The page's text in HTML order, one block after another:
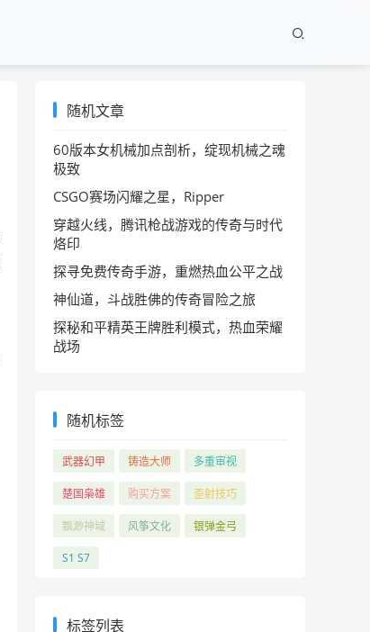
随机文章
60版本女机械加点剖析，绽现机械之魂
极致
CSGO赛场闪耀之星，Ripper
穿越火线，腾讯枪战游戏的传奇与时代
烙印
探寻免费传奇手游，重燃热血公平之战
神仙道，斗战胜佛的传奇冒险之旅
探秘和平精英王牌胜利模式，热血荣耀
战场
随机标签
武器幻甲 铸造大师 多重审视
楚国枭雄 购买方案 歪射技巧
飘渺神域 风筝文化 银弹金弓
S1 S7
标签列表